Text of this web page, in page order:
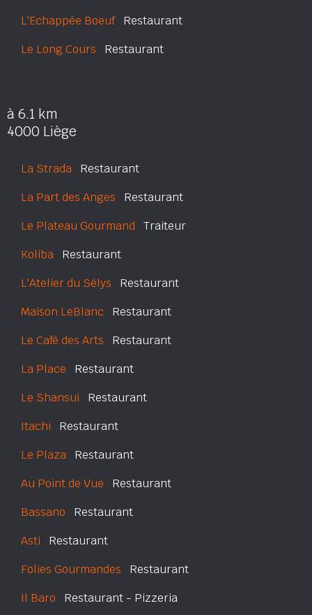
L'Echappée BoeufRestaurant
Le Long Cours Restaurant
à 6.1 km
4000 Liège
La Strada Restaurant
La Part des Anges Restaurant
Le Plateau Gourmand Traiteur
Koliba Restaurant
L'Atelier du Sélys Restaurant
Maison LeBlanc Restaurant
Le Café des Arts Restaurant
La Place Restaurant
Le Shansui Restaurant
Itachi Restaurant
Le Plaza Restaurant
Au Point de Vue Restaurant
Bassano Restaurant
Asti Restaurant
Folies Gourmandes Restaurant
Il Baro Restaurant - Pizzeria